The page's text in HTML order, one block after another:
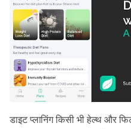
डाइट प्लानिंग किसी भी हेल्थ और